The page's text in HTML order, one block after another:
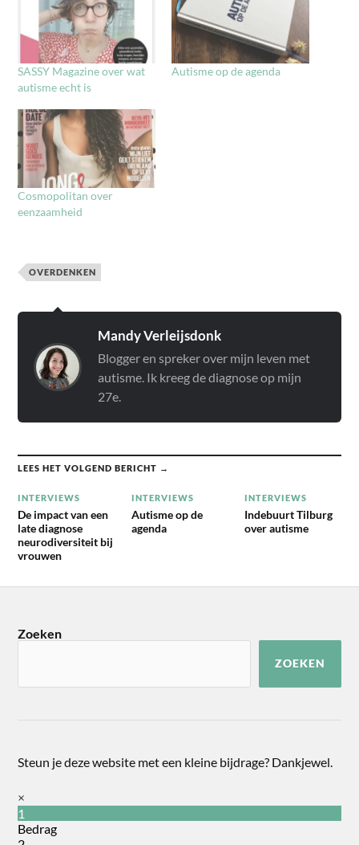
SASSY Magazine over wat
autisme echt is
Autisme op de agenda
Cosmopolitan over
eenzaamheid
OVERDENKEN
Mandy Verleijsdonk
Blogger en spreker over mijn leven met
autisme. Ik kreeg de diagnose op mijn
27e.
LEES HET VOLGEND BERICHT →
INTERVIEWS
De impact van een
late diagnose
neurodiversiteit bij
vrouwen
INTERVIEWS
Autisme op de
agenda
INTERVIEWS
Indebuurt Tilburg
over autisme
Zoeken
ZOEKEN
Steun je deze website met een kleine bijdrage? Dankjewel.